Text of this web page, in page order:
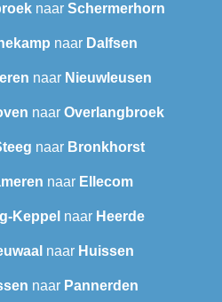
naar Schermerhorn
naar Dalfsen
naar Nieuwleusen
naar Overlangbroek
naar Bronkhorst
naar Ellecom
Keppel naar Heerde
naar Huissen
naar Pannerden